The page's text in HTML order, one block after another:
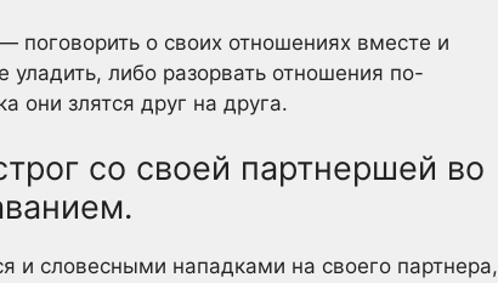
о своих отношениях вместе и
уладить, либо разорвать отношения по-
они злятся друг на друга.
со своей партнершей во
и словесными нападками на своего партнера,